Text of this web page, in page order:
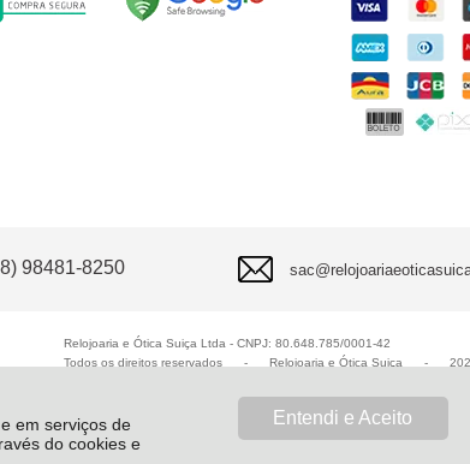
em serviços de
do cookies e
Entendi e Aceito
98481-8250
Relojoaria e Ótica Suiça Ltda - CNPJ: 80.648.785/0001-42
Todos os direitos reservados
- Relojoaria e Ótica Suiça -